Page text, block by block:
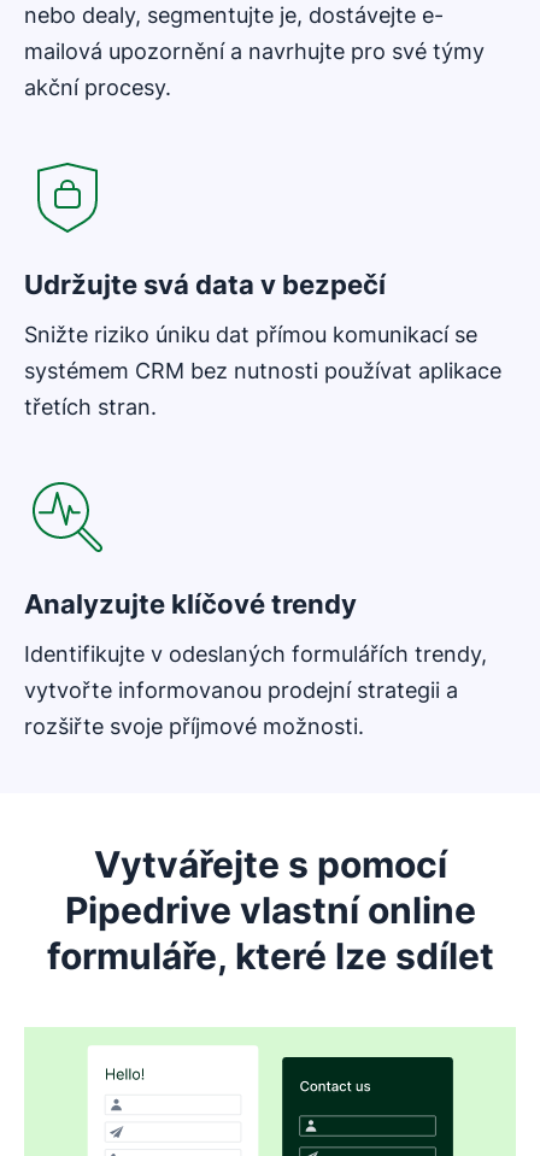
nebo dealy, segmentujte je, dostávejte e-
mailová upozornění a navrhujte pro své týmy
akční procesy.
Udržujte svá data v bezpečí
Snižte riziko úniku dat přímou komunikací se
systémem CRM bez nutnosti používat aplikace
třetích stran.
Analyzujte klíčové trendy
Identifikujte v odeslaných formulářích trendy,
vytvořte informovanou prodejní strategii a
rozšiřte svoje příjmové možnosti.
Vytvářejte s pomocí
Pipedrive vlastní online
formuláře, které lze sdílet